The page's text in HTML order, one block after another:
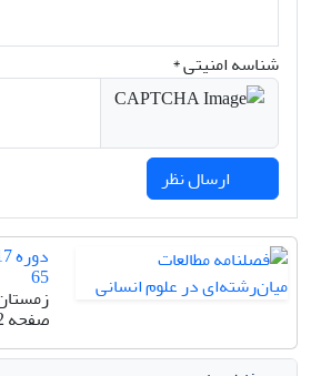
شناسه امنیتی *
65
زمستان
صفحه